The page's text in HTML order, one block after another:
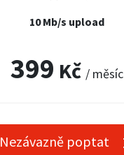
10 Mb/s upload
399 Kč / měsíc
Nezávazně poptat